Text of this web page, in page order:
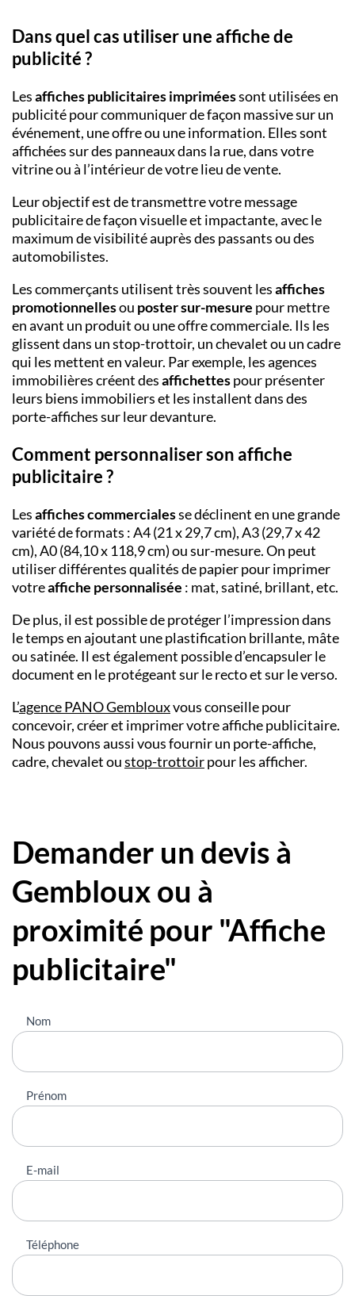
Dans quel cas utiliser une affiche de
publicité ?
Lesaffiches publicitaires impriméessont utilisées en
publicité pour communiquer de façon massive sur un
événement, une offre ou une information. Elles sont
affichées sur des panneaux dans la rue, dans votre
vitrine ou à l’intérieur de votre lieu de vente.
Leur objectif est de transmettre votre message
publicitaire de façon visuelle et impactante, avec le
maximum de visibilité auprès des passants ou des
automobilistes.
Les commerçants utilisent très souvent lesaffiches
promotionnellesou poster sur-mesure pour mettre
en avant un produit ou une offre commerciale. Ils les
glissent dans un stop-trottoir, un chevalet ou un cadre
qui les mettent en valeur. Par exemple, les agences
immobilières créent desaffichettespour présenter
leurs biens immobiliers et les installent dans des
porte-affiches sur leur devanture.
Comment personnaliser son affiche
publicitaire ?
Lesaffiches commercialesse déclinent en une grande
variété de formats : A4 (21 x 29,7 cm), A3 (29,7 x 42
cm), A0 (84,10 x 118,9 cm) ou sur-mesure. On peut
utiliser différentes qualités de papier pour imprimer
votreaffiche personnalisée : mat, satiné, brillant, etc.
De plus, il est possible de protéger l’impression dans
le temps en ajoutant une plastification brillante, mâte
ou satinée. Il est également possible d’encapsuler le
document en le protégeant sur le recto et sur le verso.
L’agencePANOGemblouxvous conseille pour
concevoir, créer et imprimer votre affiche publicitaire.
Nous pouvons aussi vous fournir un porte-affiche,
cadre, chevalet oustop-trottoirpour les afficher.
Demander un devis à
Gembloux ou à
proximité pour "Affiche
publicitaire"
Nous
contacter
Nom
Prénom
E-mail
Téléphone